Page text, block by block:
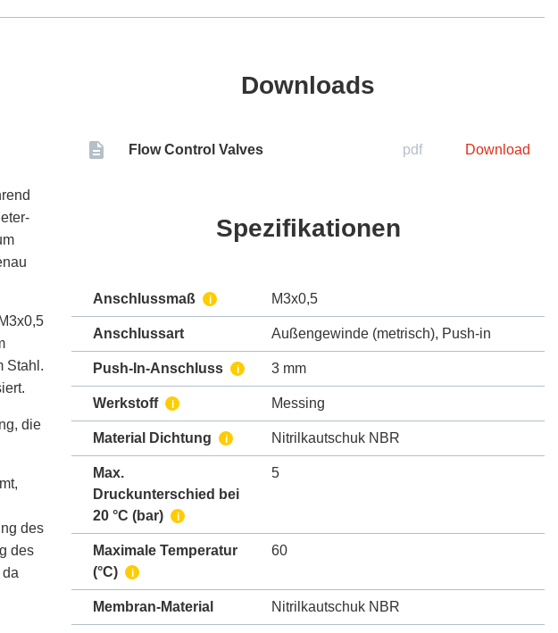
Stahl.
die
des
des
Downloads
Flow Control Valves pdf Download
Spezifikationen
Anschlussmaß i M3x0,5
Anschlussart Außengewinde (metrisch), Push-in
Push-In-Anschluss i 3 mm
Werkstoff i Messing
Material Dichtung i Nitrilkautschuk NBR
Max.
Druckunterschied bei
20 °C (bar)
i
5
Maximale Temperatur
(°C)
i
60
Membran-Material Nitrilkautschuk NBR